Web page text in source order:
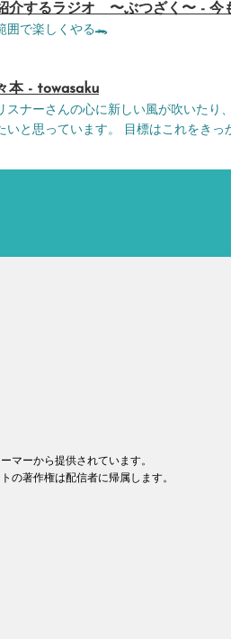
介するラジオ 〜ぶつざく〜 - 今
囲で楽しくやる🐊
本 - towasaku
スナーさんの心に新しい風が吹いたり
いと思っています。 目標はこれをきっ
マーから提供されています。
の著作権は配信者に帰属します。